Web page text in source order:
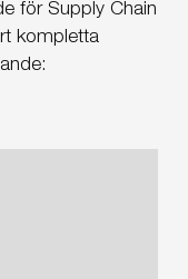
för Supply Chain
kompletta